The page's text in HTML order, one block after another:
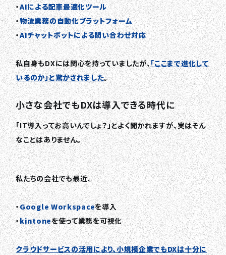
・AIによる配車最適化ツール
・物流業務の自動化プラットフォーム
・AIチャットボットによる問い合わせ対応
私自身もDXには関心を持っていましたが、「ここまで進化して
いるのか」と驚かされました。
小さな会社でもDXは導入できる時代に
「IT導入ってお高いんでしょ？」とよく聞かれますが、実はそん
なことはありません。
私たちの会社でも最近、
・Google Workspaceを導入
・kintoneを使って業務を可視化
クラウドサービスの活用により、小規模企業でもDXは十分に